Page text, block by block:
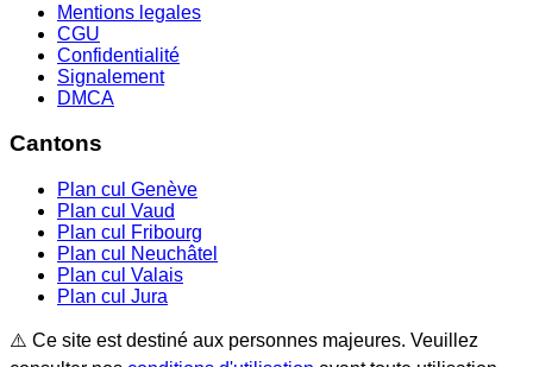
Mentions legales
CGU
Confidentialité
Signalement
DMCA
Cantons
Plan cul Genève
Plan cul Vaud
Plan cul
Fribourg
Plan cul
Neuchâtel
Plan cul Valais
Plan cul Jura
⚠️ Ce site est destiné aux personnes majeures. Veuillez